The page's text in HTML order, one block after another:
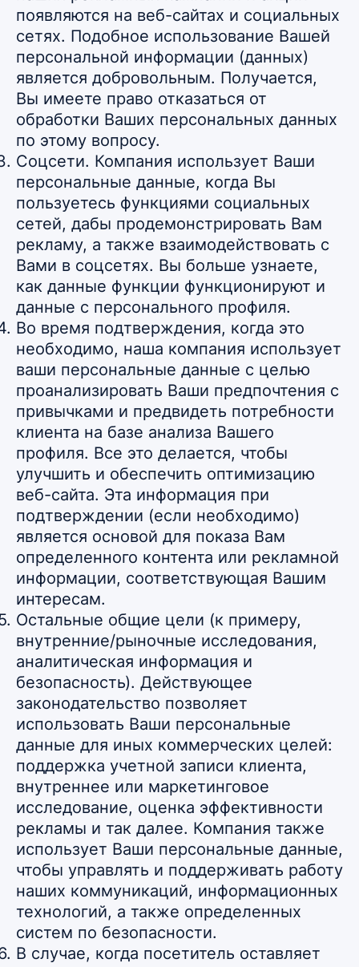
появляются на веб-сайтах и социальных
сетях. Подобное использование Вашей
персональной информации (данных)
является добровольным. Получается,
Вы имеете право отказаться от
обработки Ваших персональных данных
по этому вопросу.
Соцсети. Компания использует Ваши
персональные данные, когда Вы
пользуетесь функциями социальных
сетей, дабы продемонстрировать Вам
рекламу, а также взаимодействовать с
Вами в соцсетях. Вы больше узнаете,
как данные функции функционируют и
данные с персонального профиля.
Во время подтверждения, когда это
необходимо, наша компания использует
ваши персональные данные с целью
проанализировать Ваши предпочтения с
привычками и предвидеть потребности
клиента на базе анализа Вашего
профиля. Все это делается, чтобы
улучшить и обеспечить оптимизацию
веб-сайта. Эта информация при
подтверждении (если необходимо)
является основой для показа Вам
определенного контента или рекламной
информации, соответствующая Вашим
интересам.
Остальные общие цели (к примеру,
внутренние/рыночные исследования,
аналитическая информация и
безопасность). Действующее
законодательство позволяет
использовать Ваши персональные
данные для иных коммерческих целей:
поддержка учетной записи клиента,
внутреннее или маркетинговое
исследование, оценка эффективности
рекламы и так далее. Компания также
использует Ваши персональные данные,
чтобы управлять и поддерживать работу
наших коммуникаций, информационных
технологий, а также определенных
систем по безопасности.
В случае, когда посетитель оставляет